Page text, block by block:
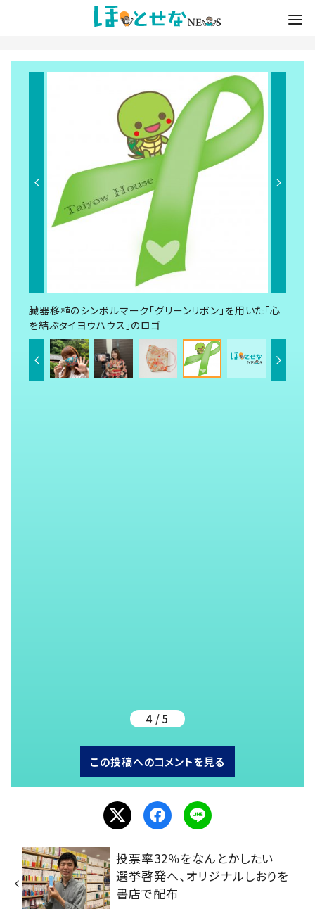
臓器移植のシンボルマーク「グリーンリボン」を用いた「心
を結ぶタイヨウハウス」のロゴ
4 / 5
この投稿へのコメントを見る
投票率32％をなんとかしたい
選挙啓発へ、オリジナルしおりを
書店で配布